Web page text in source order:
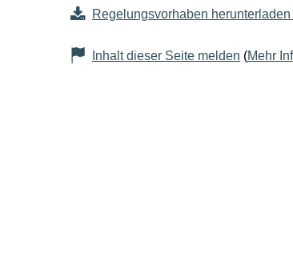
Regelungsvorhaben
Inhalt dieser Seite melden (Mehr